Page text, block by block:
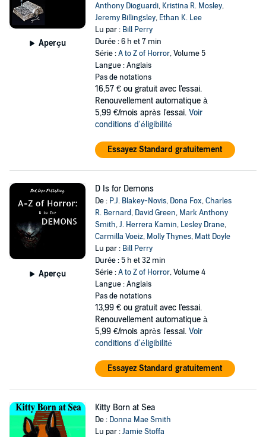
Aperçu
Anthony Dioguardi, Kristina R. Mosley,
Jeremy Billingsley, Ethan K. Lee
Lu par : Bill Perry
Durée : 6 h et 7 min
Série :A to Z of Horror, Volume 5
Langue : Anglais
Pas de notations
16,57 € ou gratuit avec l'essai.
Renouvellement automatique à
5,99 €/mois après l'essai. Voir
conditions d'éligibilité
Essayez Standard gratuitement
Aperçu
D Is for Demons
De : P.J. Blakey-Novis, Dona Fox,Charles
R. Bernard, David Green, Mark Anthony
Smith,J. Herrera Kamin, Lesley Drane,
Carmilla Voeiz, Molly Thynes, Matt Doyle
Lu par : Bill Perry
Durée : 5 h et 32 min
Série :A to Z of Horror, Volume 4
Langue : Anglais
Pas de notations
13,99 € ou gratuit avec l'essai.
Renouvellement automatique à
5,99 €/mois après l'essai. Voir
conditions d'éligibilité
Essayez Standard gratuitement
Kitty Born at Sea
De : Donna Mae Smith
Lu par :Jamie Stoffa